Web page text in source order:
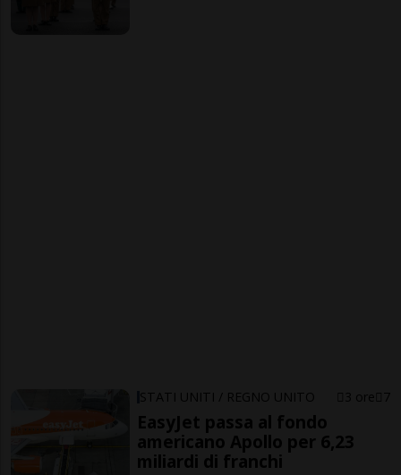
STATI UNITI / REGNO UNITO 3 ore 7
EasyJet passa al fondo
americano Apollo per 6,23
miliardi di franchi